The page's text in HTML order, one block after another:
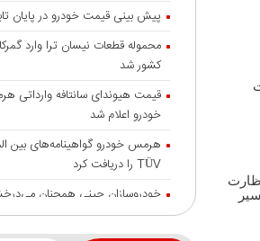
پیش بینی قیمت خودرو در پایان
محموله قطعات نیسان ترا وارد
کشور شد
قیمت هیوندای سانتافه وارداتی
خودرو اعلام شد
هرمس خودرو گواهینامه‌های بین
TÜV را دریافت کرد
خودروسازان چینی همچنان